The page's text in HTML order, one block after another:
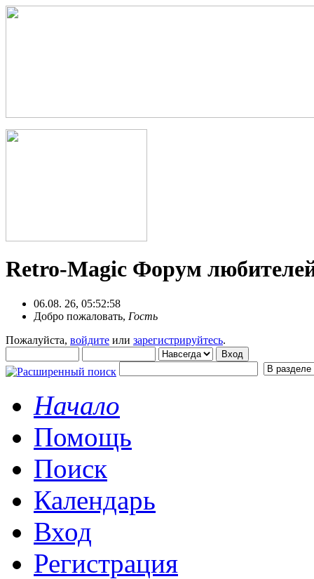
Retro-Magic Форум
06.08. 26, 05:52:58
Добро пожаловать, Гость
Пожалуйста, войдите или зарегистрируйтесь.
Начало
Помощь
Поиск
Календарь
Вход
Регистрация